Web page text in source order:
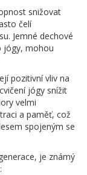
snižovat
čelí
Jemné dechové
jógy, mohou
pozitivní vliv na
jógy snížit
velmi
a paměť, což
spojeným se
je známý